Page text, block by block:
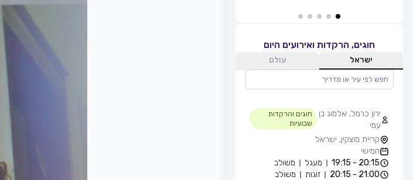
חוגים, הרקדות ואירועים היום
ישראל עולם
ירון כרמל, אלמוג בן
עמי
חוגים והרקדות
שבועיות
קריית מוצקין, ישראל
חמישי
20:15 - 19:15
מעגל
משולב
21:00 - 20:15
זוגות
משולב